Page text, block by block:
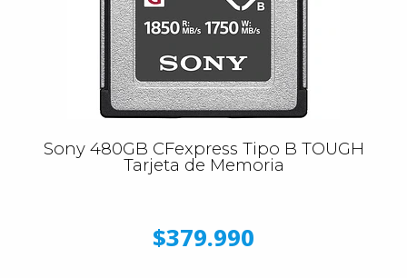
Sony 480GB CFexpress Tipo B TOUGH
Tarjeta de Memoria
$379.990